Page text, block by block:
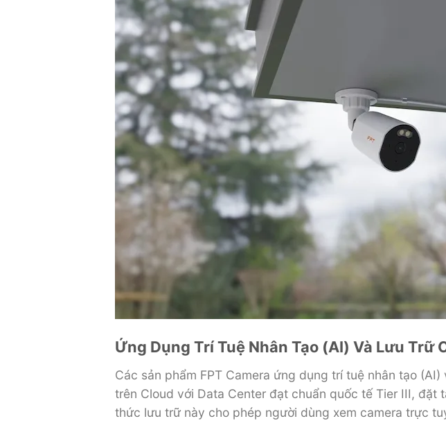
Ứng Dụng Trí Tuệ Nhân Tạo (AI) Và Lưu Trữ
Các sản phẩm FPT Camera ứng dụng trí tuệ nhân tạo (AI)
trên Cloud với Data Center đạt chuẩn quốc tế Tier III,
thức lưu trữ này cho phép người dùng xem camera trực